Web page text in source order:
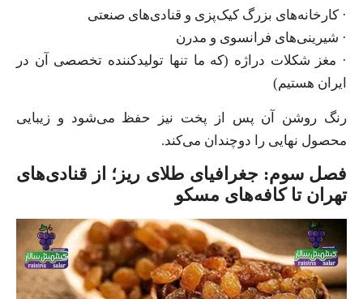
· کارخانه‌های بزرگ کیک‌پزی و قنادی‌های صنعتی
· شیرینی‌های فرانسوی و مدرن
· مغز شکلات دراژه (که ما تنها تولیدکننده تخصصی آن در
ایران هستیم)
رنگ روشن آن پس از پخت نیز حفظ می‌شود و زیبایی
محصول نهایی را دوچندان می‌کند.
فصل سوم: جغرافیای طلای ریز؛ از قنادی‌های
تهران تا کافه‌های مسکو